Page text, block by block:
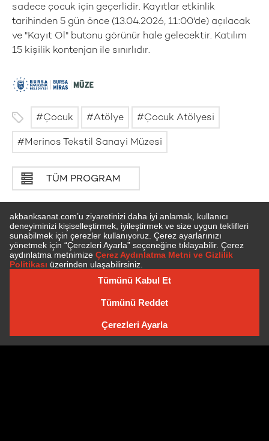
sadece çocuk için geçerlidir. Kayıtlar etkinlik
tarihinden 5 gün önce (13.04.2026, 11:00'de) açılacak
ve "Kayıt Ol" butonu görünür hale gelecektir. Katılım
15 kişilik kontenjan ile sınırlıdır.
Çocuk Atölye Çocuk Atölyesi
Merinos Tekstil Sanayi Müzesi
TÜM PROGRAM